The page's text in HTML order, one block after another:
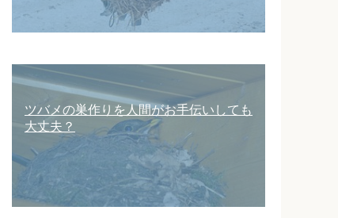
ツバメの巣作りを人間がお手伝いしても
大丈夫？